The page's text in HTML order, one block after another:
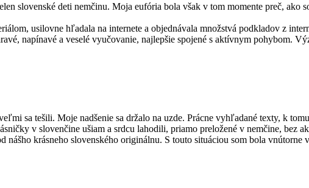
slovenské deti nemčinu. Moja eufória bola však v tom momente preč, ako
usilovne hľadala na internete a objednávala množstvá podkladov z
napínavé a veselé vyučovanie, najlepšie spojené s aktívnym pohybom.
sa tešili. Moje nadšenie sa držalo na uzde. Prácne vyhľadané texty, k
v slovenčine ušiam a srdcu lahodili, priamo preložené v nemčine, bez
krásneho slovenského originálnu. S touto situáciou som bola vnútorne